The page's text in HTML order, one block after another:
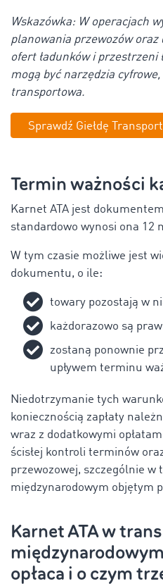
Wskazówka: W operacjach
planowania przewozów
ofert ładunków i przestrzeni
mogą być narzędzia cyfrowe,
transportowa.
Sprawdź Giełdę
Termin ważności
Karnet ATA jest
standardowo wynosi ona 12
W tym czasie możliwe jest
dokumentu, o ile:
towary pozostają w
każdorazowo są
zostaną ponownie
upływem terminu
Niedotrzymanie tych
koniecznością zapłaty
wraz z dodatkowymi
ścisłej kontroli terminów
przewozowej, szczególnie w
międzynarodowym objętym
Karnet ATA w
opłaca i o czym